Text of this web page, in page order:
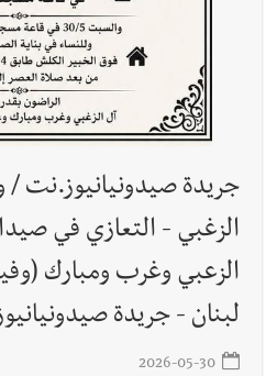
أخبار لبنان إنفجار مرفأ أم
أخبار لبنان
فكيف أقرّت الزيادة؟
أخبار لبنان
جريدة صيدونيانيوز.نت /
الزعبي وغرب ومبارك
لبنان - جريدة
2026-05-30